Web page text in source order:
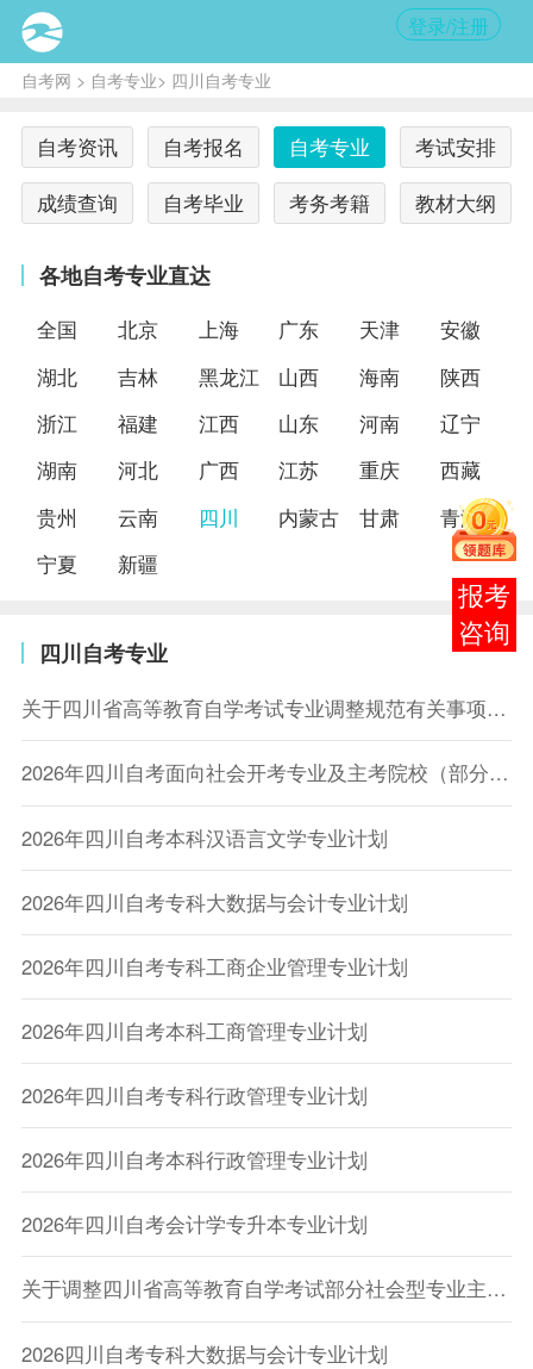
登录/注册
自考网 > 自考专业> 四川自考专业
自考资讯 自考报名 自考专业
考试安排
成绩查询
自考毕业 考务考籍 教材大纲
各地自考专业直达
全国 北京 上海 广东 天津
安徽
湖北
吉林 黑龙江 山西 海南
陕西
浙江
福建 江西 山东 河南
辽宁
湖南
河北 广西 江苏 重庆
西藏
贵州
云南 四川 内蒙古 甘肃
青海
宁夏
新疆
四川自考专业
关于四川省高等教育自学考试专业调整规范有关事项的通告
2026年四川自考面向社会开考专业及主考院校（部分专业）
2026年四川自考本科汉语言文学专业计划
2026年四川自考专科大数据与会计专业计划
2026年四川自考专科工商企业管理专业计划
2026年四川自考本科工商管理专业计划
2026年四川自考专科行政管理专业计划
2026年四川自考本科行政管理专业计划
2026年四川自考会计学专升本专业计划
关于调整四川省高等教育自学考试部分社会型专业主考学校的通告
2026四川自考专科大数据与会计专业计划
在线
客服